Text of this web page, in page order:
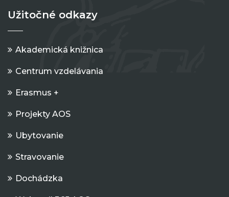
Užitočné odkazy
Akademická knižnica
Centrum vzdelávania
Erasmus +
Projekty AOS
Ubytovanie
Stravovanie
Dochádzka